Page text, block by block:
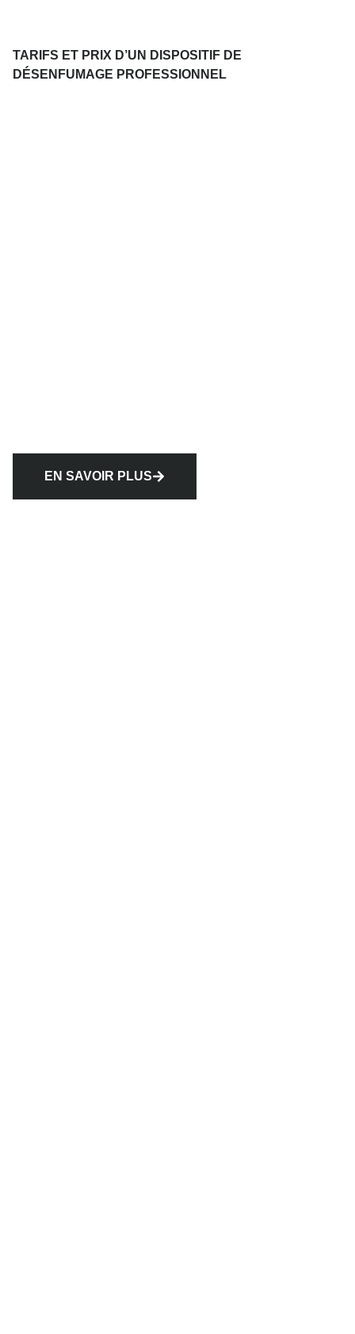
TARIFS ET PRIX D’UN DISPOSITIF DE
DÉSENFUMAGE PROFESSIONNEL
EN SAVOIR PLUS